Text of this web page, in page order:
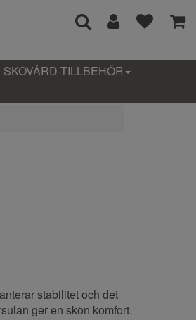
SKOVÅRD-TILLBEHÖR
stabilitet och det
ger en skön komfort.